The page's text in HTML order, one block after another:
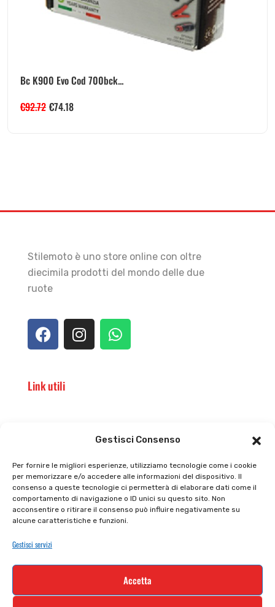
Gestisci Consenso
Per fornire le migliori esperienze, utilizziamo tecnologie come i cookie
per memorizzare e/o accedere alle informazioni del dispositivo. Il
consenso a queste tecnologie ci permetterà di elaborare dati come il
comportamento di navigazione o ID unici su questo sito. Non
acconsentire o ritirare il consenso può influire negativamente su
alcune caratteristiche e funzioni.
Gestisci servizi
Accetta
Bc K900 Evo Cod 700bck...
€92.72 €74.18
Stilemoto è uno store online con oltre
diecimila prodotti del mondo delle due
ruote
Link utili
Privacy policy
Cookie policy
Tutti prodotti
Termini e condizioni
Iscriviti alla nostra newsletter e rimani